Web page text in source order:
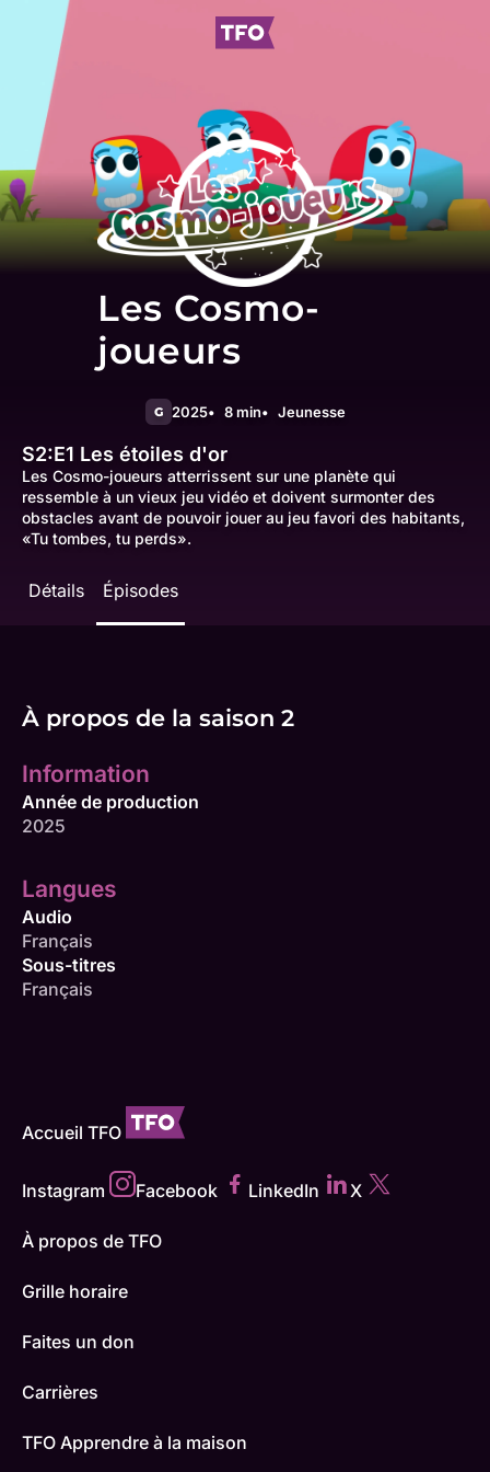
Les Cosmo-
joueurs
G 2025 8 min Jeunesse
S2:E1 Les étoiles d'or
Les Cosmo-joueurs atterrissent sur une planète qui
ressemble à un vieux jeu vidéo et doivent surmonter des
obstacles avant de pouvoir jouer au jeu favori des habitants,
«Tu tombes, tu perds».
Détails Épisodes
À propos de la saison 2
Information
Année de production
2025
Langues
Audio
Français
Sous-titres
Français
Accueil TFO
Instagram Facebook LinkedIn X
À propos de TFO
Grille horaire
Faites un don
Carrières
TFO Apprendre à la maison